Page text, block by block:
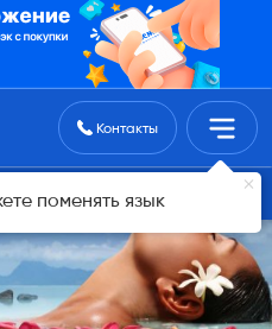
Поиск туровКонтакты
поменять язык